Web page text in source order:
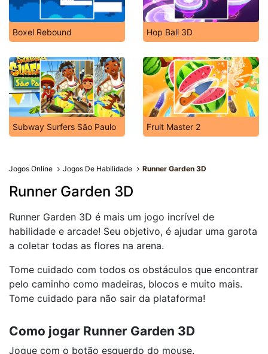
Boxel Rebound Hop Ball 3D
Subway Surfers São Paulo Fruit Master 2
Jogos Online Jogos De Habilidade Runner Garden 3D
Runner Garden 3D
Runner Garden 3D é mais um jogo incrível de
habilidade e arcade! Seu objetivo, é ajudar uma garota
a coletar todas as flores na arena.
Tome cuidado com todos os obstáculos que encontrar
pelo caminho como madeiras, blocos e muito mais.
Tome cuidado para não sair da plataforma!
Como jogar Runner Garden 3D
Jogue com o botão esquerdo do mouse.